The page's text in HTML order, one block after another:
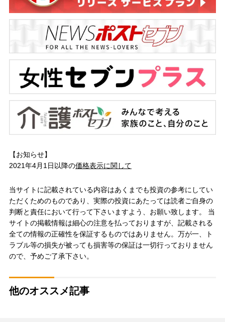
【お知らせ】
2021年4月1日以降の価格表示に関して
当サイトに記載されている内容はあくまでも投資の参考にしてい
ただくためのものであり、実際の投資にあたっては読者ご自身の
判断と責任において行って下さいますよう、お願い致します。 当
サイトの掲載情報は細心の注意を払っておりますが、記載される
全ての情報の正確性を保証するものではありません。万が一、ト
ラブル等の損失が被っても損害等の保証は一切行っておりません
ので、予めご了承下さい。
他のオススメ記事